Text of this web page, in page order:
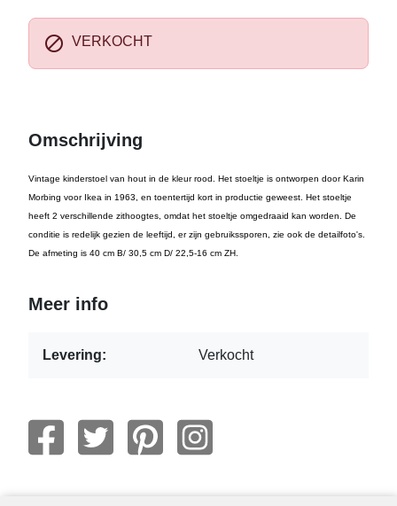
 VERKOCHT
Omschrijving
Vintage kinderstoel van hout in de kleur rood. Het stoeltje is ontworpen door Karin
Morbing voor Ikea in 1963, en toentertijd kort in productie geweest. Het stoeltje
heeft 2 verschillende zithoogtes, omdat het stoeltje omgedraaid kan worden. De
conditie is redelijk gezien de leeftijd, er zijn gebruikssporen, zie ook de detailfoto's.
De afmeting is 40 cm B/ 30,5 cm D/ 22,5-16 cm ZH.
Meer info
Levering: Verkocht